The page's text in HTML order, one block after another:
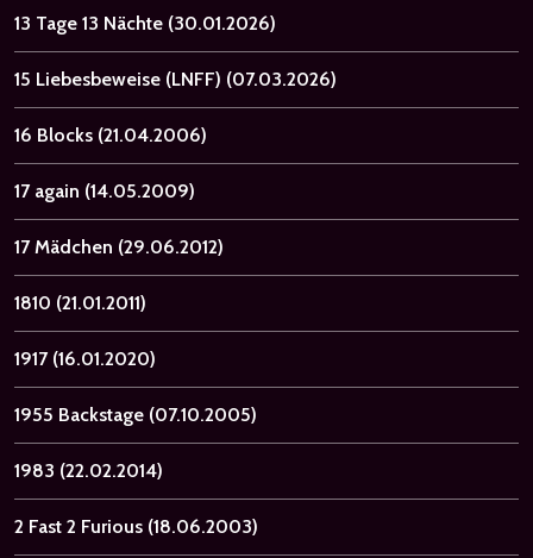
13 Tage 13 Nächte (30.01.2026)
15 Liebesbeweise (LNFF) (07.03.2026)
16 Blocks (21.04.2006)
17 again (14.05.2009)
17 Mädchen (29.06.2012)
1810 (21.01.2011)
1917 (16.01.2020)
1955 Backstage (07.10.2005)
1983 (22.02.2014)
2 Fast 2 Furious (18.06.2003)